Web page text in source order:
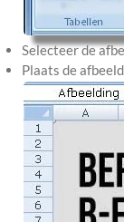
Selecteer de
Plaats de